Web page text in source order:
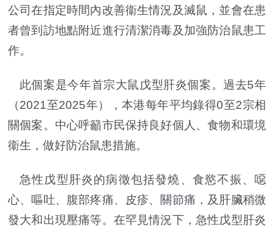
公司在指定時間內改善衞生情況及滅鼠，並會在患
者曾到訪地點附近進行清潔消毒及加強防治鼠患工
作。
此個案是今年首宗大鼠戊型肝炎個案。過去5年
（2021至2025年），本港每年平均錄得0至2宗相
關個案。中心呼籲市民保持良好個人、食物和環境
衞生，做好防治鼠患措施。
急性戊型肝炎的病徵包括發燒、食慾不振、噁
心、嘔吐、腹部疼痛、皮疹、關節痛，及肝臟稍微
發大和出現壓痛等。在罕見情況下，急性戊型肝炎